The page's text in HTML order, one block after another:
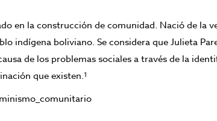
en la construcción de comunidad. Nació de la
indígena boliviano. Se considera queJulieta
de los problemas socialesa través de la
que existen.1